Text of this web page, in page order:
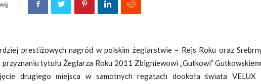
prestiżowych nagród w polskim żeglarstwie – Rejs Roku oraz
przyznaniu tytułu Żeglarza Roku 2011 Zbigniewowi „Gutkowi”
drugiego miejsca w samotnych regatach dookoła świata VELUX